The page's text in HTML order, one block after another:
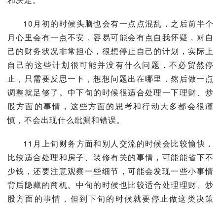
10月初的时候头脑也会有一点点混乱，之后前半个
月心里会有一点不安，容易可能会有点自我怀疑，对自
己的财务状况非常担心，很想停止自己的计划，实际上
自己的这些计划很可能并没有什么问题，不必贸然停
止，只需要反思一下，想想问题出在哪里，然后做一点
调整就足够了。中下旬的时候很适合处理一下理财、炒
股方面的事情，这些方面的思考和行动大多都会很谨
慎，不会出现什么纰漏和错误。
11月上旬财务方面和别人交流的时候会比较愉快，
比较适合处理和房子、装修有关的事情，可能能省下不
少钱，还要注意观察一些细节，可能会发现一些小事情
背后隐藏的商机。中旬的时候也比较适合处理理财、炒
股方面的事情，但到下旬的时候就要停止做这类决策